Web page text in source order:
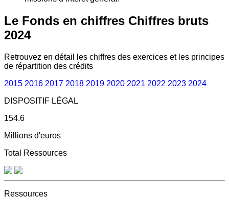
Le Fonds en chiffres Chiffres bruts
2024
Retrouvez en détail les chiffres des exercices et les principes
de répartition des crédits
2015 2016 2017 2018 2019 2020 2021 2022 2023 2024
DISPOSITIF LÉGAL
154.6
Millions d'euros
Total Ressources
Ressources